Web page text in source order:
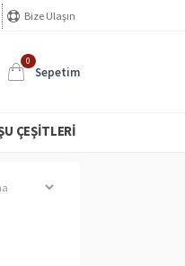
Bize Ulaşın
0
Sepetim
ÇEŞITLERI